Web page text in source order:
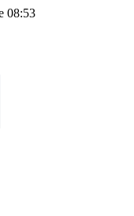
08:53